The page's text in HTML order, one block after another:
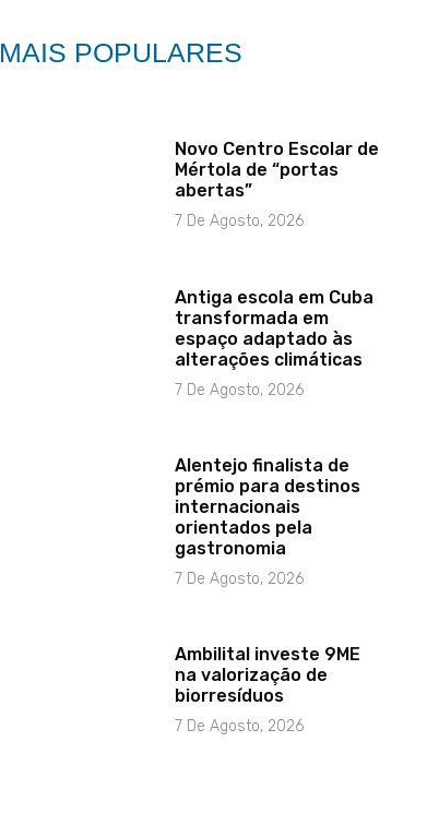
MAIS POPULARES
Novo Centro Escolar de
Mértola de “portas
abertas”
7 De Agosto, 2026
Antiga escola em Cuba
transformada em
espaço adaptado às
alterações climáticas
7 De Agosto, 2026
Alentejo finalista de
prémio para destinos
internacionais
orientados pela
gastronomia
7 De Agosto, 2026
Ambilital investe 9ME
na valorização de
biorresíduos
7 De Agosto, 2026